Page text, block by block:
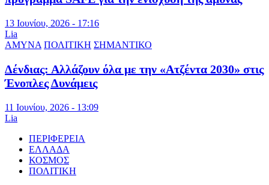
13 Ιουνίου, 2026 - 17:16
Lia
ΑΜΥΝΑ ΠΟΛΙΤΙΚΗ ΣΗΜΑΝΤΙΚΟ
Δένδιας: Αλλάζουν όλα με την «Ατζέντα 2030» στις
Ένοπλες Δυνάμεις
11 Ιουνίου, 2026 - 13:09
Lia
ΠΕΡΙΦΕΡΕΙΑ
ΕΛΛΑΔΑ
ΚΟΣΜΟΣ
ΠΟΛΙΤΙΚΗ